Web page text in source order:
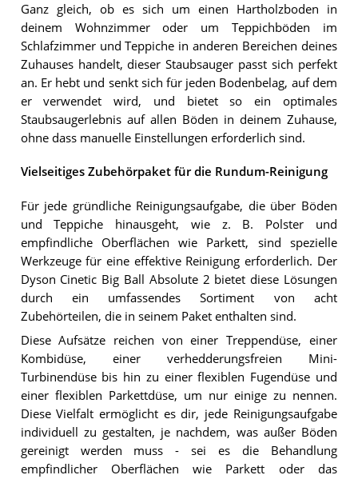
Ganz gleich, ob es sich um einen Hartholzboden in
deinem Wohnzimmer oder um Teppichböden im
Schlafzimmer und Teppiche in anderen Bereichen deines
Zuhauses handelt, dieser Staubsauger passt sich perfekt
an. Er hebt und senkt sich für jeden Bodenbelag, auf dem
er verwendet wird, und bietet so ein optimales
Staubsaugerlebnis auf allen Böden in deinem Zuhause,
ohne dass manuelle Einstellungen erforderlich sind.
Vielseitiges Zubehörpaket für die Rundum-Reinigung
Für jede gründliche Reinigungsaufgabe, die über Böden
und Teppiche hinausgeht, wie z. B. Polster und
empfindliche Oberflächen wie Parkett, sind spezielle
Werkzeuge für eine effektive Reinigung erforderlich. Der
Dyson Cinetic Big Ball Absolute 2 bietet diese Lösungen
durch ein umfassendes Sortiment von acht
Zubehörteilen, die in seinem Paket enthalten sind.
Diese Aufsätze reichen von einer Treppendüse, einer
Kombidüse, einer verhedderungsfreien Mini-
Turbinendüse bis hin zu einer flexiblen Fugendüse und
einer flexiblen Parkettdüse, um nur einige zu nennen.
Diese Vielfalt ermöglicht es dir, jede Reinigungsaufgabe
individuell zu gestalten, je nachdem, was außer Böden
gereinigt werden muss - sei es die Behandlung
empfindlicher Oberflächen wie Parkett oder das